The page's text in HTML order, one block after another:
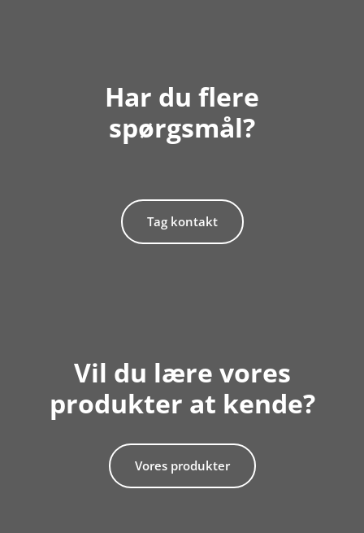
Har du flere
spørgsmål?
Tag kontakt
Vil du lære vores
produkter at kende?
Vores produkter